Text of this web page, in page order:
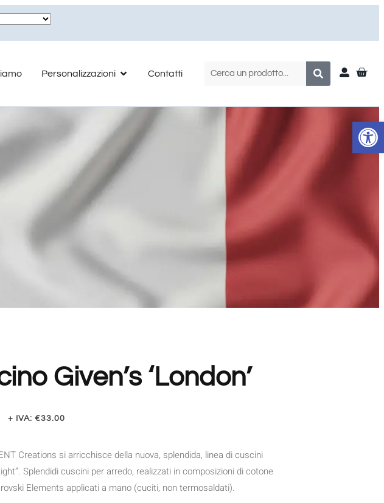
Personalizzazioni Contatti
Given’s ‘London’
+ IVA: €33.00
Creations si arricchisce della nuova, splendida, linea di cuscini
Splendidi cuscini per arredo, realizzati in composizioni di cotone
Elements applicati a mano (cuciti, non termosaldati).